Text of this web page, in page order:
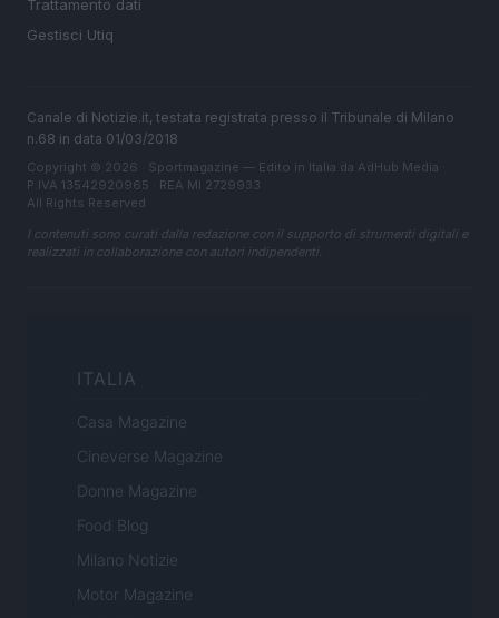
Trattamento dati
Gestisci Utiq
Canale di Notizie.it, testata registrata presso il Tribunale di Milano
n.68 in data 01/03/2018
Copyright © 2026 · Sportmagazine — Edito in Italia da AdHub Media
P.IVA 13542920965 · REA MI 2729933
All Rights Reserved
I contenuti sono curati dalla redazione con il supporto di strumenti digitali e
realizzati in collaborazione con autori indipendenti.
ITALIA
Casa Magazine
Cineverse Magazine
Donne Magazine
Food Blog
Milano Notizie
Motor Magazine